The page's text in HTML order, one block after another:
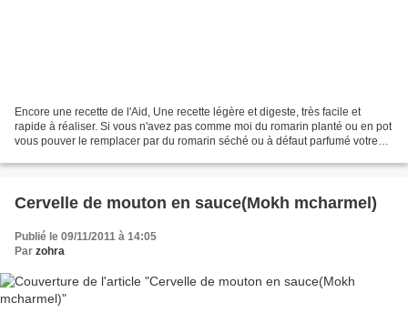
Encore une recette de l'Aid, Une recette légère et digeste, très facile et
rapide à réaliser. Si vous n'avez pas comme moi du romarin planté ou en pot
vous pouver le remplacer par du romarin séché ou à défaut parfumé votre
Cervelle de mouton en sauce(Mokh mcharmel)
Publié le 09/11/2011 à 14:05
Par zohra